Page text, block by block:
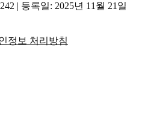
| 등록일: 2025년 11월 21일
정보 처리방침